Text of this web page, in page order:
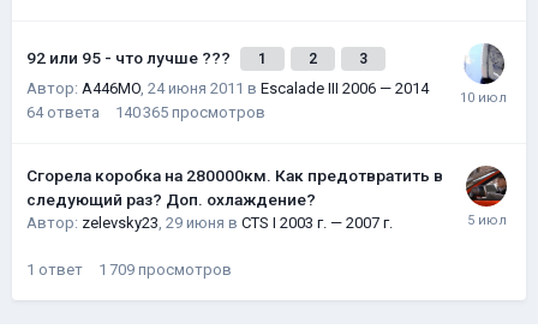
92 или 95 - что лучше ??? 1 2 3
Автор: A446MO, 24 июня 2011 в Escalade III 2006 — 2014
64 ответа 140 365 просмотров
Сгорела коробка на 280000км. Как предотвратить в
следующий раз? Доп. охлаждение?
Автор: zelevsky23, 29 июня в CTS I 2003 г. — 2007 г.
1 ответ 1 709 просмотров